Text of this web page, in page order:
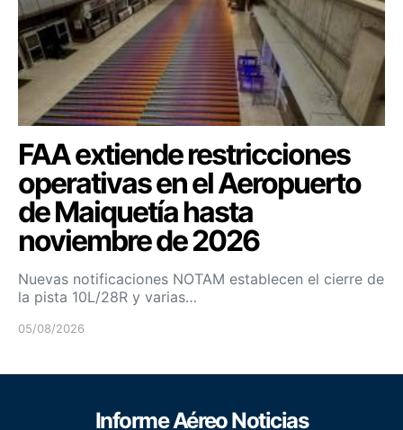
FAA extiende restricciones
operativas en el Aeropuerto
de Maiquetía hasta
noviembre de 2026
Nuevas notificaciones NOTAM establecen el cierre de
la pista 10L/28R y varias…
05/08/2026
Informe Aéreo Noticias